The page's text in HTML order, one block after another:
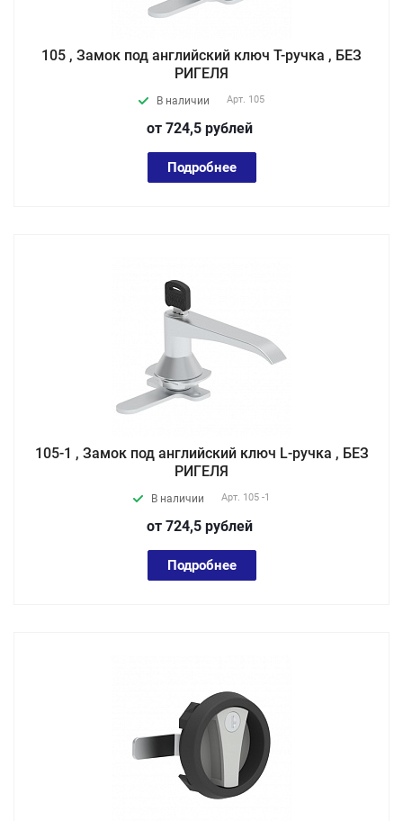
105 , Замок под английский ключ Т-ручка , БЕЗ
РИГЕЛЯ
В наличии Арт. 105
от 724,5 рублей
Подробнее
105-1 , Замок под английский ключ L-ручка , БЕЗ
РИГЕЛЯ
В наличии Арт. 105 -1
от 724,5 рублей
Подробнее